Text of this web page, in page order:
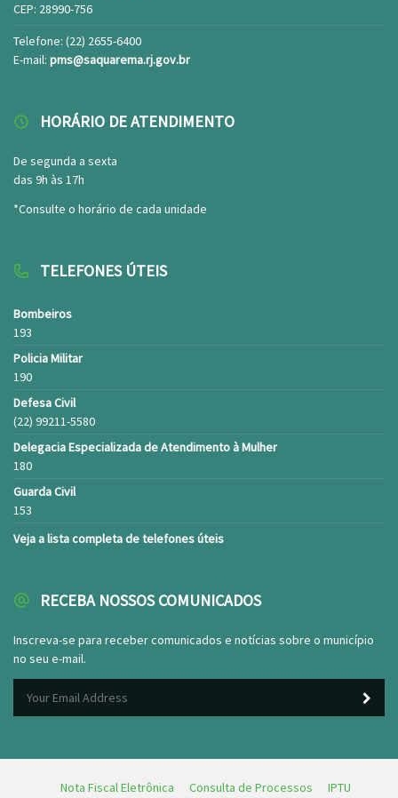
CEP: 28990-756
Telefone: (22) 2655-6400
E-mail: pms@saquarema.rj.gov.br
HORÁRIO DE ATENDIMENTO
De segunda a sexta
das 9h às 17h
*Consulte o horário de cada unidade
TELEFONES ÚTEIS
Bombeiros
193
Policia Militar
190
Defesa Civil
(22) 99211-5580
Delegacia Especializada de Atendimento à Mulher
180
Guarda Civil
153
Veja a lista completa de telefones úteis
RECEBA NOSSOS COMUNICADOS
Inscreva-se para receber comunicados e notícias sobre o município
no seu e-mail.
Nota Fiscal Eletrônica Consulta de Processos
IPTU